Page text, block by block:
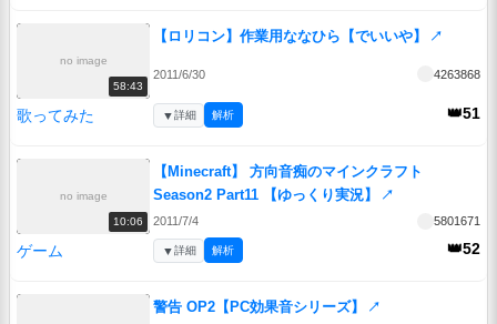
no image
58:43
【ロリコン】作業用ななひら【でいいや】 ↗
2011/6/30 4263868
歌ってみた 👑51
▼詳細 解析
no image
10:06
【Minecraft】 方向音痴のマインクラフト
Season2 Part11 【ゆっくり実況】
↗
2011/7/4 5801671
ゲーム 👑52
▼詳細 解析
警告 OP2【PC効果音シリーズ】 ↗